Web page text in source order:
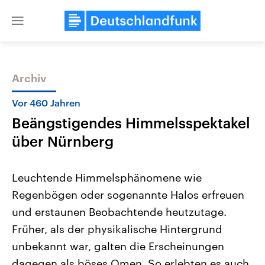
Close
Themen
Landtagswahl Sachsen-Anhalt
2026
Alle Informationen
Sachsen-Anhalt wählt am 6.
September 2026 einen neuen
Landtag. Seit 2021 wird das
Bundesland von einer Koalition aus
USA
Aktuelle Beiträge,
Hintergründe
Wirtschaftlich und
gehören die Vereinigten
den mächtigsten Ländern
mit großem Einfluss auf
Archiv
Vor 460 Jahren
Beängstigendes Himmelsspektakel
über Nürnberg
Leuchtende Himmelsphänomene wie
Regenbögen oder sogenannte Halos erfreuen
und erstaunen Beobachtende heutzutage.
Früher, als der physikalische Hintergrund
unbekannt war, galten die Erscheinungen